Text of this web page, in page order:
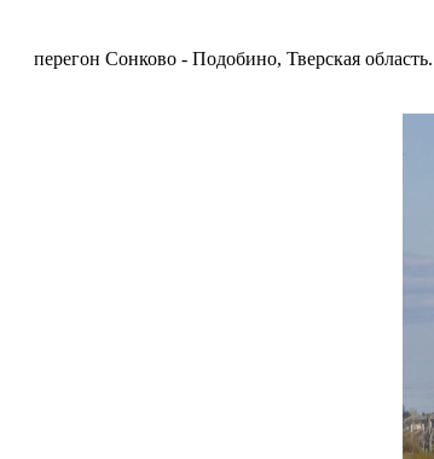
перегон Сонково - Подобино, Тверская